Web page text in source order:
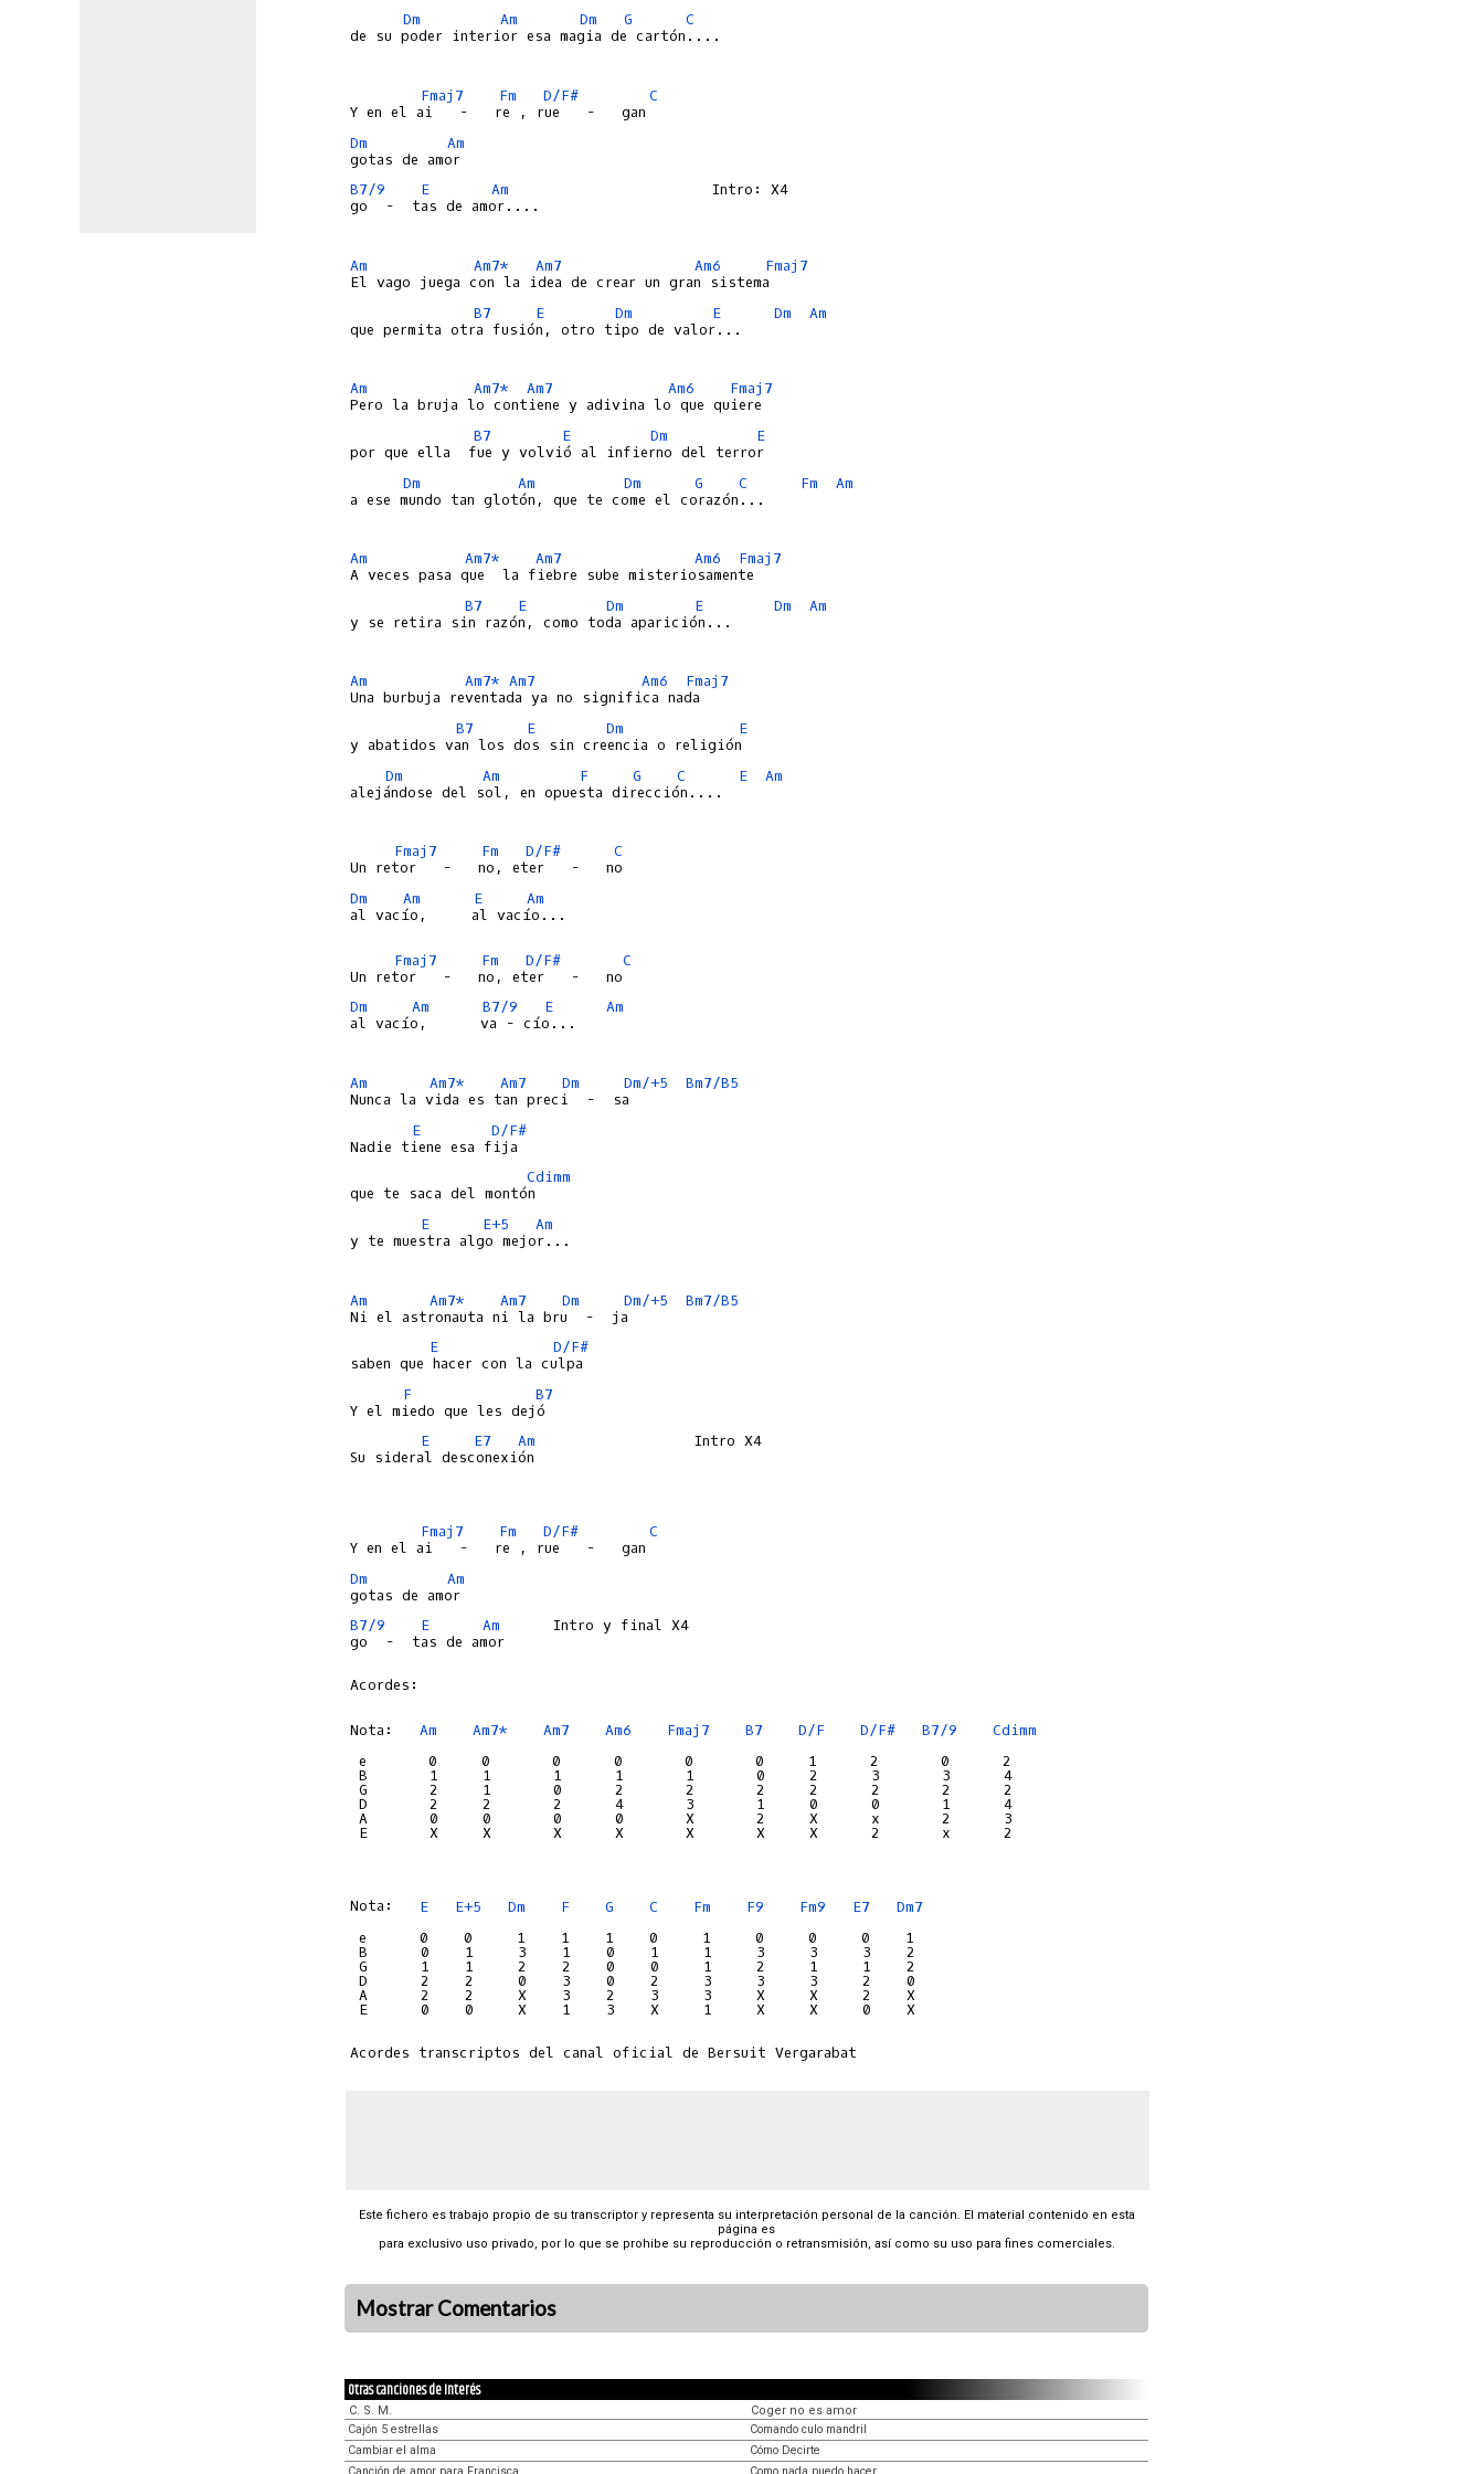
Dm Am Dm G
C
de su poder interior esa magia de cartón....
Fmaj7 Fm D/F#
C
Dm
Am
B7/9
E Am
                       Intro: X4
go  -  tas de amor....
Am Am7* Am7 Am6
Fmaj7
B7
E Dm E Dm
Am
que permita otra fusión, otro tipo de valor...
Am Am7* Am7 Am6
Fmaj7
B7
E Dm
E
Dm
Am Dm G C Fm
Am
a ese mundo tan glotón, que te come el corazón...
Am Am7* Am7 Am6
Fmaj7
B7
E Dm E Dm
Am
y se retira sin razón, como toda aparición...
Am Am7* Am7 Am6
Fmaj7
B7
E Dm
E
Dm
Am F G C E
Am
alejándose del sol, en opuesta dirección....
Fmaj7 Fm D/F#
C
Dm
Am E
Am
al vacío,     al vacío...
Fmaj7 Fm D/F#
C
Dm
Am B7/9 E
Am
al vacío,      va - cío...
Am Am7* Am7 Dm Dm/+5
Bm7/B5
E
D/F#
Cdimm
E
E+5
Am
y te muestra algo mejor...
Am Am7* Am7 Dm Dm/+5
Bm7/B5
E
D/F#
F
B7
E
E7 Am
                  Intro X4
Su sideral desconexión
Fmaj7 Fm D/F#
C
Dm
Am
B7/9
E Am
      Intro y final X4
go  -  tas de amor
Acordes:
Nota: Am Am7* Am7 Am6 Fmaj7 B7 D/F D/F# B7/9
Cdimm
e       0     0       0      0       0       0     1      2       0      2
B       1     1       1      1       1       0     2      3       3      4
G       2     1       0      2       2       2     2      2       2      2
D       2     2       2      4       3       1     0      0       1      4
A       0     0       0      0       X       2     X      x       2      3
E       X     X       X      X       X       X     X      2       x      2
Nota: E E+5 Dm F G C Fm F9 Fm9 E7
Dm7
e      0    0     1    1    1    0     1     0     0     0    1
B      0    1     3    1    0    1     1     3     3     3    2
G      1    1     2    2    0    0     1     2     1     1    2
D      2    2     0    3    0    2     3     3     3     2    0
A      2    2     X    3    2    3     3     X     X     2    X
E      0    0     X    1    3    X     1     X     X     0    X
Este fichero es trabajo propio de su transcriptor y representa su interpretación personal de la canción. El material contenido en esta
página es
para exclusivo uso privado, por lo que se prohibe su reproducción o retransmisión, así como su uso para fines comerciales.
Mostrar Comentarios
Otras canciones de Interés
C. S. M.
Cajón 5 estrellas
Cambiar el alma
Canción de amor para Francisca
Coger no es amor
Comando culo mandril
Cómo Decirte
Como nada puedo hacer